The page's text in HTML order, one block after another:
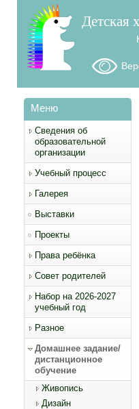
Детская
Меню
Сведения об
образовательной
организации
Учебный процесс
Галерея
Выставки
Проекты
Права ребёнка
Совет родителей
Набор на 2026-2027
учебный год
Разное
Домашнее задание/
дистанционное
обучение
Живопись
Дизайн